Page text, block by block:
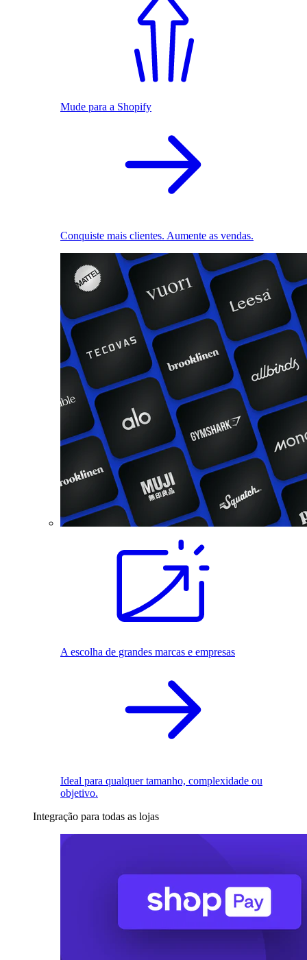
Mude para a Shopify
Conquiste mais clientes. Aumente as vendas.
A escolha de grandes marcas e empresas
Ideal para qualquer tamanho, complexidade ou
objetivo.
Integração para todas as lojas